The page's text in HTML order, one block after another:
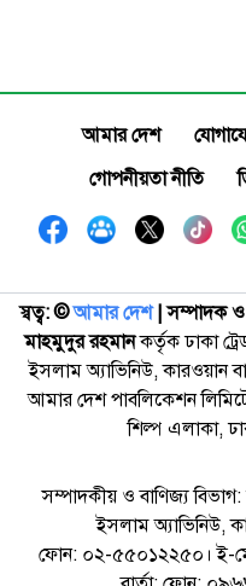
আমার দেশ
গোপনীয়তা নীতি
স্বত্ব: ©️আমার দেশ| সম্পাদক ও
মাহমুদুর রহমানকর্তৃক ঢাকা
ইসলাম অ্যাভিনিউ, কারওয়ান
আমার দেশ পাবলিকেশন
শিল্প এলাকা,
সম্পাদকীয় ও বাণিজ্য
ইসলাম অ্যাভিনিউ,
ফোন: ০২-৫৫০১২২৫০। ই-